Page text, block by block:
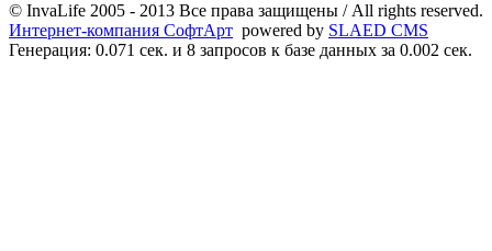
© InvaLife 2005 - 2013 Все права защищены / All rights reserved.
Интернет-компания СофтАрт powered by SLAED CMS
Генерация: 0.071 сек. и 8 запросов к базе данных за 0.002 сек.